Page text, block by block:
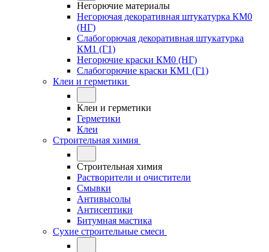
Негорючие материалы
Негорючая декоративная штукатурка КМ0
(НГ)
Слабогорючая декоративная штукатурка
КМ1 (Г1)
Негорючие краски КМ0 (НГ)
Слабогорючие краски КМ1 (Г1)
Клеи и герметики
Клеи и герметики
Герметики
Клеи
Строительная химия
Строительная химия
Растворители и очистители
Смывки
Антивысолы
Антисептики
Битумная мастика
Сухие строительные смеси